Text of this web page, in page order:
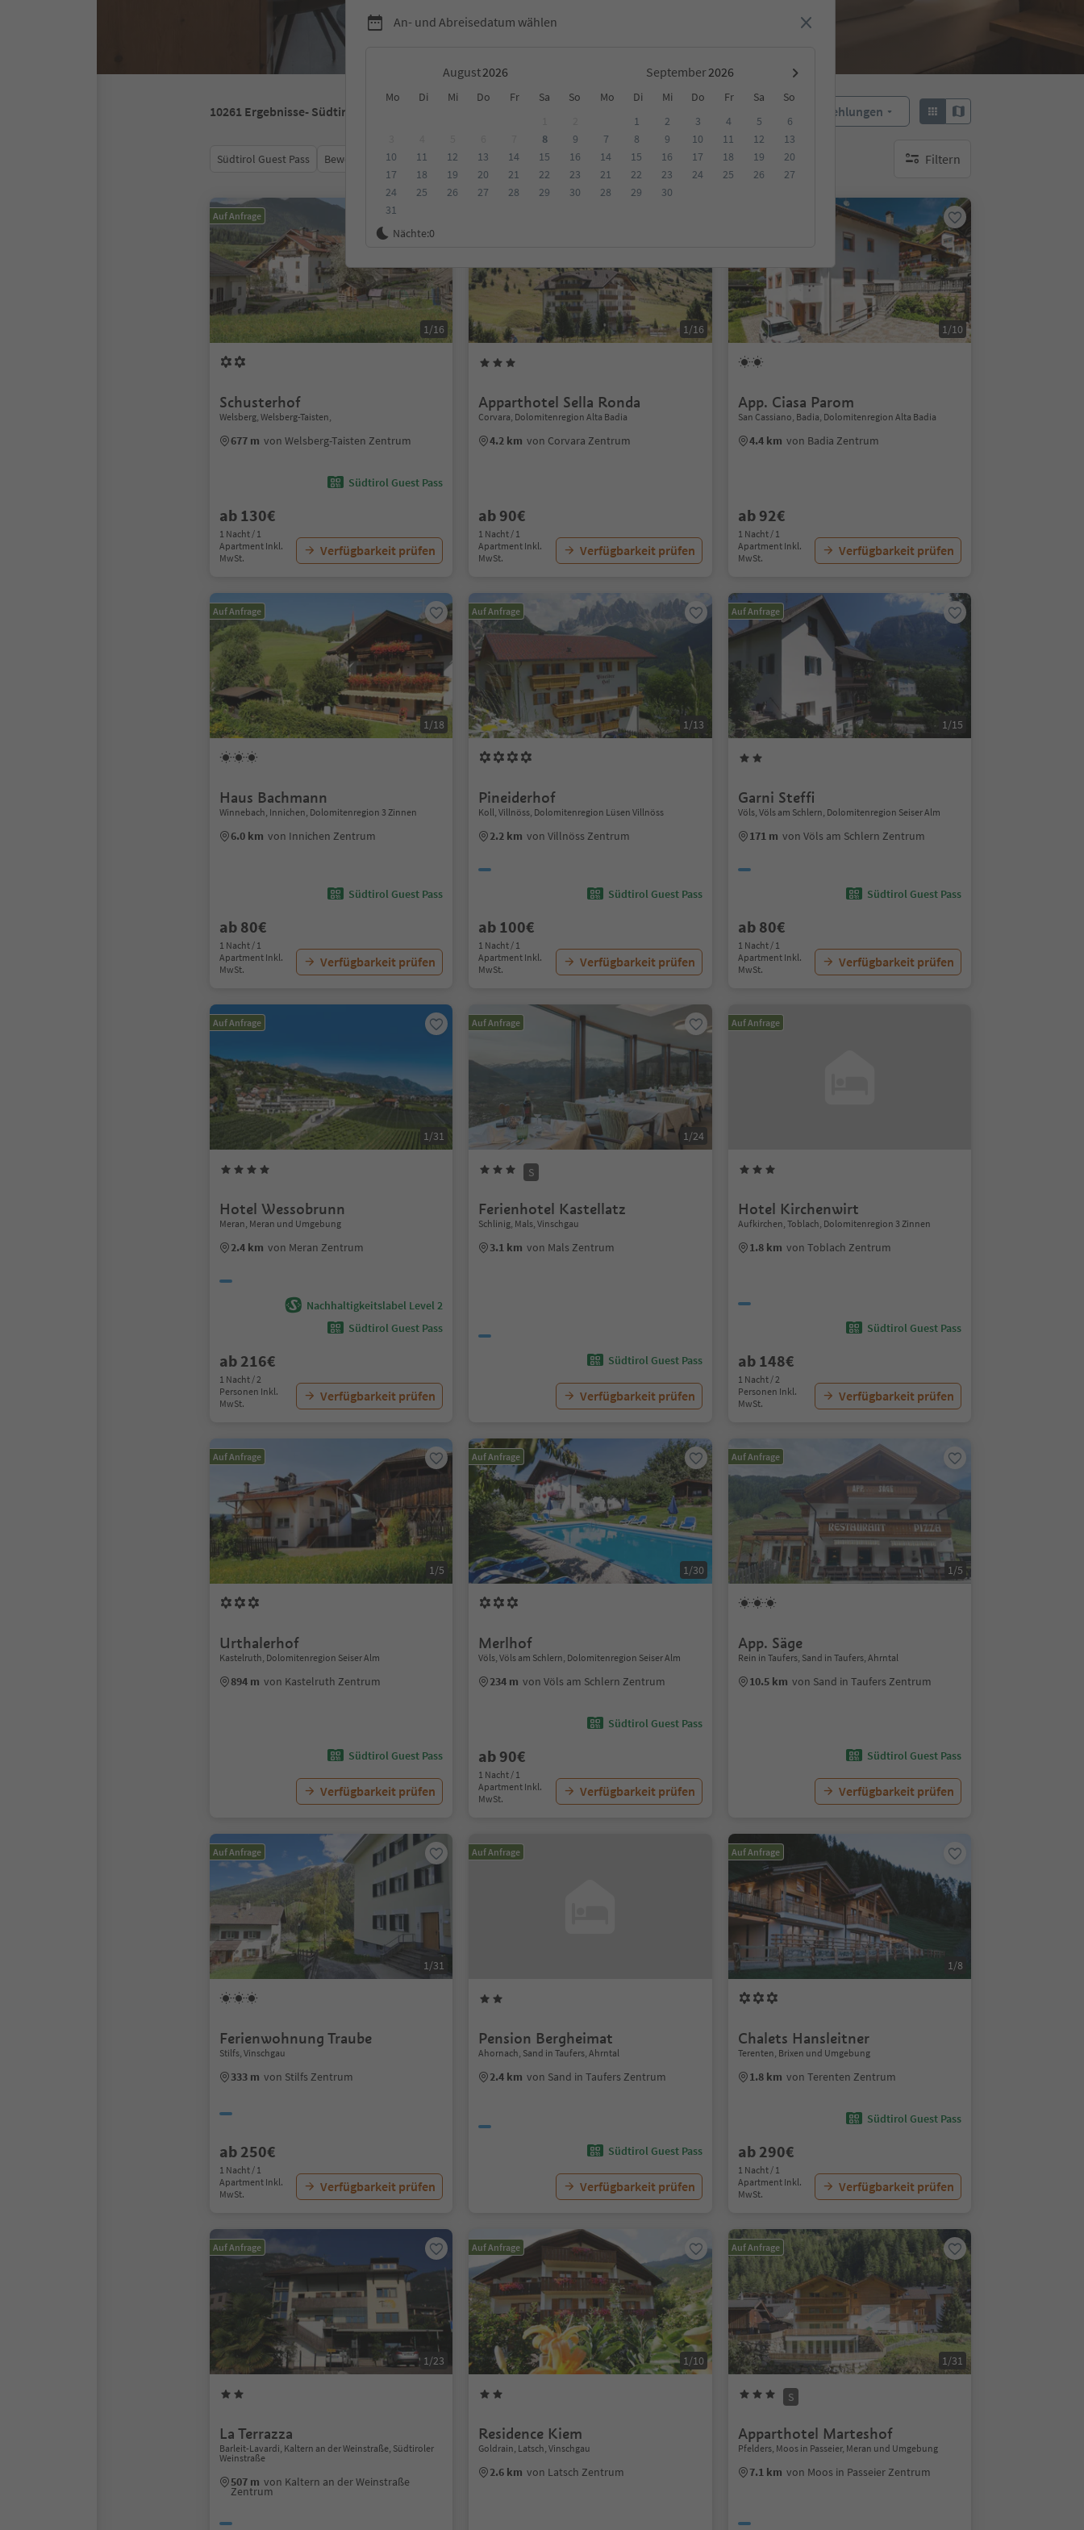
An- und Abreisedatum wählen
August September
Mo Di Mi Do Fr Sa So Mo Di Mi Do Fr Sa
So
8
9
10
11 12 13 14 15
16
17
18 19 20 21 22
23
24
25 26 27 28 29
30
31
1 2 3 4 5
6
7
8 9 10 11 12
13
14
15 16 17 18 19
20
21
22 23 24 25 26
27
28
29 30
Nächte:0
10261 Ergebnisse- Südtirol Empfehlungen
Südtirol Guest Pass Bewertungen Kategorie Verpflegungsart Nachhaltige Unterkunft Filtern
keine aktiven Filte
Auf Anfrage
1/16
Schusterhof
Welsberg, Welsberg-Taisten,
677 m von Welsberg-Taisten Zentrum
Südtirol Guest Pass
ab 130€
1 Nacht / 1
Apartment Inkl.
MwSt.
Verfügbarkeit prüfen
1/16
Apparthotel Sella Ronda
Corvara, Dolomitenregion Alta Badia
4.2 km von Corvara Zentrum
ab 90€
1 Nacht / 1
Apartment Inkl.
MwSt.
Verfügbarkeit prüfen
1/10
App. Ciasa Parom
San Cassiano, Badia, Dolomitenregion Alta Badia
4.4 km von Badia Zentrum
ab 92€
1 Nacht / 1
Apartment Inkl.
MwSt.
Verfügbarkeit prüfen
Auf Anfrage
1/18
Haus Bachmann
Winnebach, Innichen, Dolomitenregion 3 Zinnen
6.0 km von Innichen Zentrum
Südtirol Guest Pass
ab 80€
1 Nacht / 1
Apartment Inkl.
MwSt.
Verfügbarkeit prüfen
Auf Anfrage
1/13
Pineiderhof
Koll, Villnöss, Dolomitenregion Lüsen Villnöss
2.2 km von Villnöss Zentrum
Südtirol Guest Pass
ab 100€
1 Nacht / 1
Apartment Inkl.
MwSt.
Verfügbarkeit prüfen
Auf Anfrage
1/15
Garni Steffi
Völs, Völs am Schlern, Dolomitenregion Seiser Alm
171 m von Völs am Schlern Zentrum
Südtirol Guest Pass
ab 80€
1 Nacht / 1
Apartment Inkl.
MwSt.
Verfügbarkeit prüfen
Auf Anfrage
1/31
Hotel Wessobrunn
Meran, Meran und Umgebung
2.4 km von Meran Zentrum
Nachhaltigkeitslabel Level 2
Südtirol Guest Pass
ab 216€
1 Nacht / 2
Personen Inkl.
MwSt.
Verfügbarkeit prüfen
Auf Anfrage
1/24
S
Ferienhotel Kastellatz
Schlinig, Mals, Vinschgau
3.1 km von Mals Zentrum
Südtirol Guest Pass
Verfügbarkeit prüfen
Auf Anfrage
Hotel Kirchenwirt
Aufkirchen, Toblach, Dolomitenregion 3 Zinnen
1.8 km von Toblach Zentrum
Südtirol Guest Pass
ab 148€
1 Nacht / 2
Personen Inkl.
MwSt.
Verfügbarkeit prüfen
Auf Anfrage
1/5
Urthalerhof
Kastelruth, Dolomitenregion Seiser Alm
894 m von Kastelruth Zentrum
Südtirol Guest Pass
Verfügbarkeit prüfen
Auf Anfrage
1/30
Merlhof
Völs, Völs am Schlern, Dolomitenregion Seiser Alm
234 m von Völs am Schlern Zentrum
Südtirol Guest Pass
ab 90€
1 Nacht / 1
Apartment Inkl.
MwSt.
Verfügbarkeit prüfen
Auf Anfrage
1/5
App. Säge
Rein in Taufers, Sand in Taufers, Ahrntal
10.5 km von Sand in Taufers Zentrum
Südtirol Guest Pass
Verfügbarkeit prüfen
Auf Anfrage
1/31
Ferienwohnung Traube
Stilfs, Vinschgau
333 m von Stilfs Zentrum
ab 250€
1 Nacht / 1
Apartment Inkl.
MwSt.
Verfügbarkeit prüfen
Auf Anfrage
Pension Bergheimat
Ahornach, Sand in Taufers, Ahrntal
2.4 km von Sand in Taufers Zentrum
Südtirol Guest Pass
Verfügbarkeit prüfen
Auf Anfrage
1/8
Chalets Hansleitner
Terenten, Brixen und Umgebung
1.8 km von Terenten Zentrum
Südtirol Guest Pass
ab 290€
1 Nacht / 1
Apartment Inkl.
MwSt.
Verfügbarkeit prüfen
Auf Anfrage
1/23
La Terrazza
Barleit-Lavardi, Kaltern an der Weinstraße, Südtiroler
Weinstraße
507 m von Kaltern an der Weinstraße
Zentrum
Auf Anfrage
1/10
Residence Kiem
Goldrain, Latsch, Vinschgau
2.6 km von Latsch Zentrum
Auf Anfrage
1/31
S
Apparthotel Marteshof
Pfelders, Moos in Passeier, Meran und Umgebung
7.1 km von Moos in Passeier Zentrum